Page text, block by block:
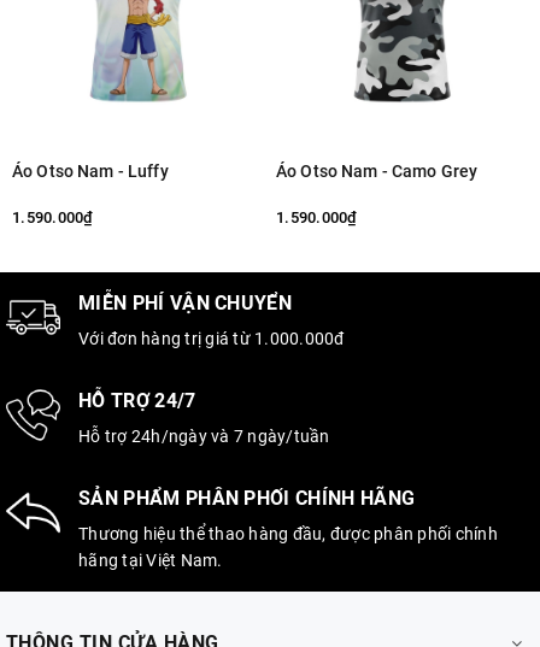
Áo Otso Nam - Luffy
1.590.000₫
Áo Otso Nam - Camo Grey
1.590.000₫
MIỄN PHÍ VẬN CHUYỂN
Với đơn hàng trị giá từ 1.000.000đ
HỖ TRỢ 24/7
Hỗ trợ 24h/ngày và 7 ngày/tuần
SẢN PHẨM PHÂN PHỐI CHÍNH HÃNG
Thương hiệu thể thao hàng đầu, được phân phối chính
hãng tại Việt Nam.